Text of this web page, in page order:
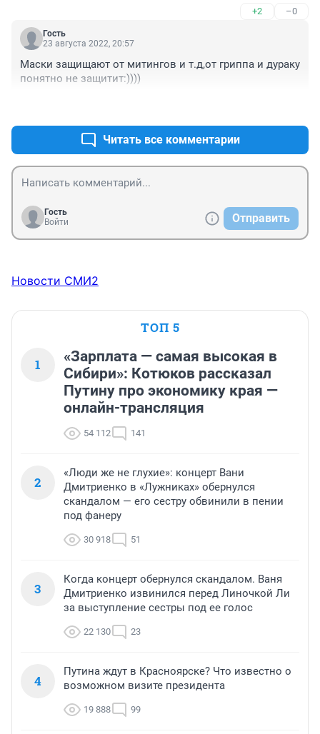
+2 –0
Гость
23 августа 2022, 20:57
Маски защищают от митингов и т.д,от гриппа и дураку
понятно не защитит:))))
Читать все комментарии
Гость
Войти
Отправить
Новости СМИ2
ТОП 5
1
«Зарплата — самая высокая в
Сибири»: Котюков рассказал
Путину про экономику края —
онлайн-трансляция
54 112 141
2
«Люди же не глухие»: концерт Вани
Дмитриенко в «Лужниках» обернулся
скандалом — его сестру обвинили в пении
под фанеру
30 918 51
3
Когда концерт обернулся скандалом. Ваня
Дмитриенко извинился перед Линочкой Ли
за выступление сестры под ее голос
22 130 23
4
Путина ждут в Красноярске? Что известно о
возможном визите президента
19 888 99